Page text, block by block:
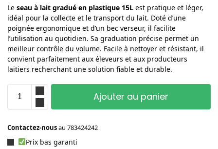
Le seau à lait gradué en plastique 15L est pratique et léger,
idéal pour la collecte et le transport du lait. Doté d’une
poignée ergonomique et d’un bec verseur, il facilite
l’utilisation au quotidien. Sa graduation précise permet un
meilleur contrôle du volume. Facile à nettoyer et résistant, il
convient parfaitement aux éleveurs et aux producteurs
laitiers recherchant une solution fiable et durable.
Ajouter au panier
Contactez-nousau 783424242
Prix bas garanti